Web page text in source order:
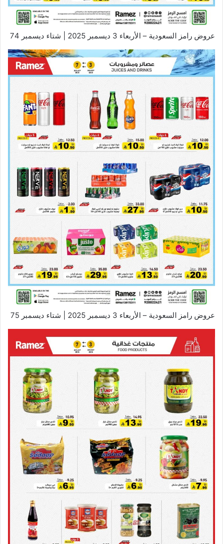
عروض رامز السعودية – الأربعاء 3 ديسمبر 2025 | شتاء ديسمبر 74
عروض رامز السعودية – الأربعاء 3 ديسمبر 2025 | شتاء ديسمبر 75